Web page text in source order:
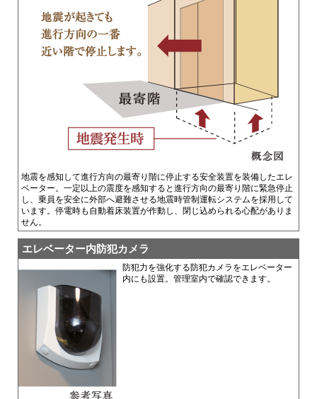
地震を感知して進行方向の最寄り階に停止する安全装置を装備したエレ
ベーター。一定以上の震度を感知すると進行方向の最寄り階に緊急停止
し、乗員を安全に外部へ避難させる地震時管制運転システムを採用して
います。停電時も自動着床装置が作動し、閉じ込められる心配がありま
せん。
エレベーター内防犯カメラ
防犯力を強化する防犯カメラをエレベーター
内にも設置。管理室内で確認できます。